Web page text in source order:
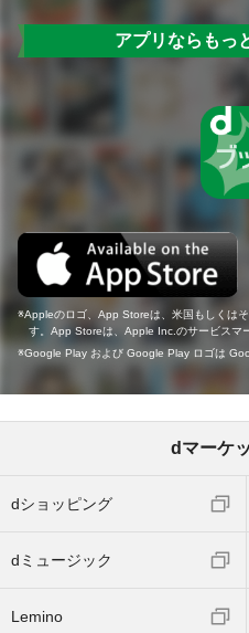
アプリならもっ
Appleのロゴ、App Storeは、米国もしくは
す。App Storeは、Apple Inc.のサービスマ
Google Play および Google Play ロゴは
dマーケ
dショッピング
dミュージック
Lemino